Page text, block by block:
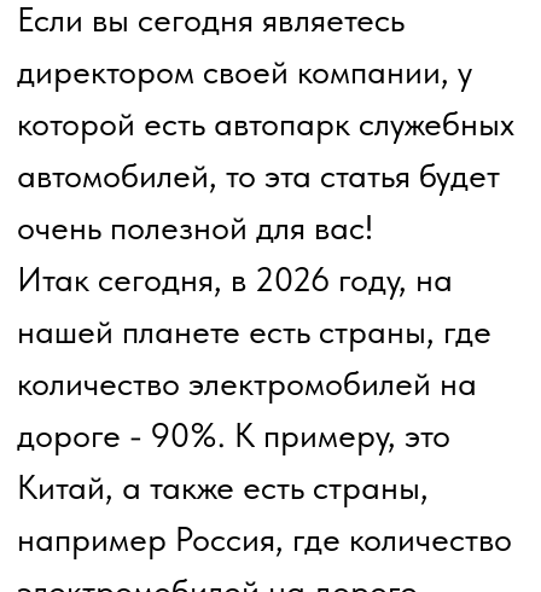
например Россия, где количество
электромобилей на дороге,
исключительно в Москве и СПб -
достигло 1%. За пределами
МКАД - этот количество равно
На сегодняшний день,
российское правительство
стремится к инновациям в
автомобилестроении, и что очень
радостно, берет пример с Китая.
На данный момент в России
организовано несколько заводов
изготовителей электромобилей,
комплектующие для которых
поставляются из Китая. Для